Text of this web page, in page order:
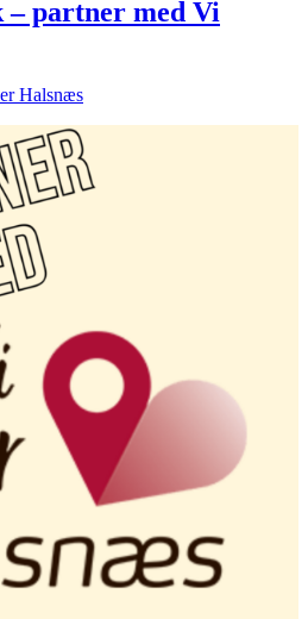
partner med Vi
Halsnæs